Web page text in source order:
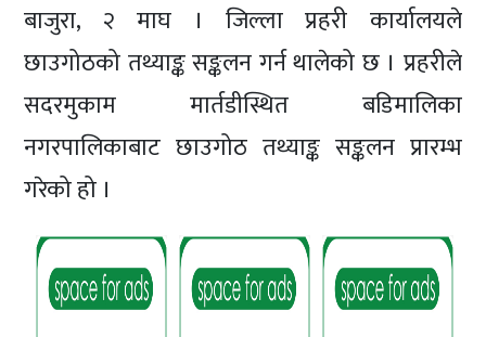
ईच्छाकामना
टिभि
युनिकोड
बाजुरा, २ माघ । जिल्ला प्रहरी कार्यालयले
छाउगोठको तथ्याङ्क सङ्कलन गर्न थालेको छ । प्रहरीले
सदरमुकाम मार्तडीस्थित बडिमालिका
नगरपालिकाबाट छाउगोठ तथ्याङ्क सङ्कलन प्रारम्भ
गरेको हो ।